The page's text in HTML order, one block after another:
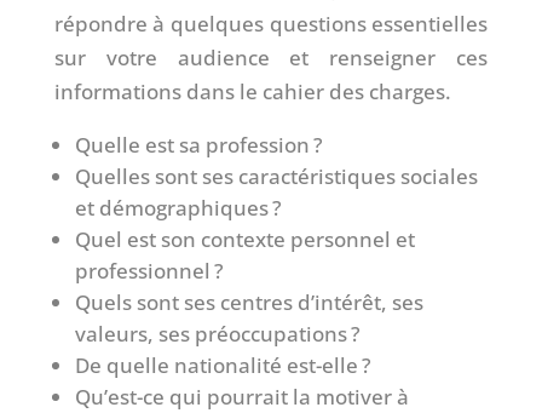
répondre à quelques questions essentielles
sur votre audience et renseigner ces
informations dans le cahier des charges.
Quelle est sa profession ?
Quelles sont ses caractéristiques sociales
et démographiques ?
Quel est son contexte personnel et
professionnel ?
Quels sont ses centres d’intérêt, ses
valeurs, ses préoccupations ?
De quelle nationalité est-elle ?
Qu’est-ce qui pourrait la motiver à